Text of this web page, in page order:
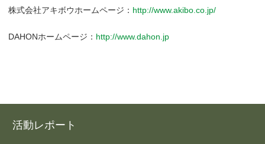
株式会社アキボウホームページ： http://www.akibo.co.jp/
DAHONホームページ： http://www.dahon.jp
活動レポート